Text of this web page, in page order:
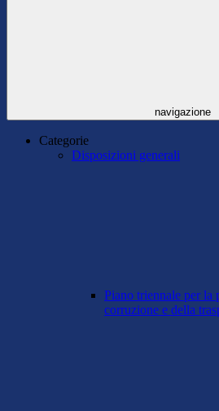
navigazione
Categorie
Disposizioni generali
Piano triennale per la
corruzione e della